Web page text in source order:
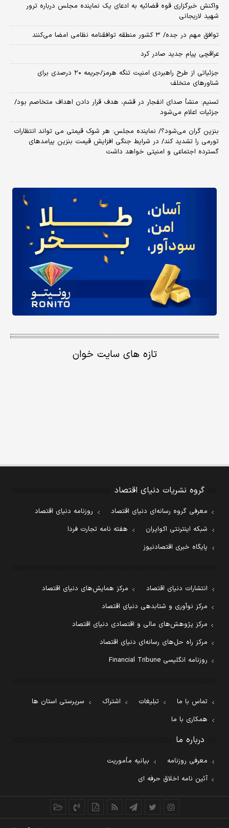
واکنش خبرگزاری قوه قضائیه به ادعای یک نماینده مجلس درباره ترور
شهید لاریجانی
توافق مهم در جده/ ۳ کشور منطقه توافقنامه نظامی امضا می‌کنند
عراقچی پیام جدید صادر کرد
جزئیاتی از طرح راهبردی امنیت تنگه هرمز/جریمه ۲۰ درصدی برای
شناورهای متخلف
تسنیم: منشأ صدای انفجار در قشم، هدف قرار دادن اهداف متخاصم بود/
جزئیات اعلام می‌شود
بنزین گران می‌شود؟/ نماینده مجلس: هر شوک قیمتی می تواند انتظارات
تورمی را تشدید کند/ در شرایط جنگی افزایش قیمت بنزین پیامدهای
گسترده اجتماعی و امنیتی خواهد داشت
تازه های سایت خوان
گروه نشریات دنیای اقتصاد
معرفی گروه رسانه‌ای دنیای اقتصاد
روزنامه دنیای اقتصاد
شبکه اینترنتی اکوایران
هفته نامه تجارت فردا
پایگاه خبری اقتصادنیوز
انتشارات دنیای اقتصاد
مرکز همایش‌های دنیای اقتصاد
مرکز نوآوری و شتابدهی دنیای اقتصاد
مرکز پژوهش‌های مالی و اقتصادی دنیای اقتصاد
مرکز راه حل‌های رسانه‌ای دنیای اقتصاد
روزنامه انگلیسی Financial Tribune
تماس با ما تبلیغات اشتراک
سرپرستی استان ها
همکاری با ما
درباره ما
معرفی روزنامه
بیانیه مأموریت
آئین نامه اخلاق حرفه ای